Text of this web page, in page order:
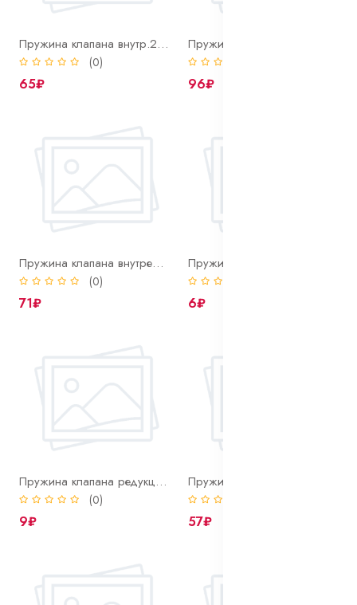
Пружина клапана внутр.2108
(0)
65₽ 96₽
Пружина клапана внутренняя дв.402
(0)
71₽ 6₽
Пружина клапана редукцион.
(0)
9₽ 57₽